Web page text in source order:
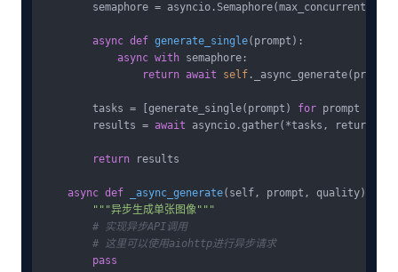
        semaphore = asyncio.Semaphore(max_concurrent)
async def generate_single( prompt ):
async with semaphore:
return await self
        tasks = [generate_single(prompt)
for prompt
        results =
await asyncio.gather(*tasks,
return results
async def _async_generate( self, prompt, quality):
"""异步生成单张图像"""
# 实现异步API调用
# 这里可以使用aiohttp进行异步请求
pass